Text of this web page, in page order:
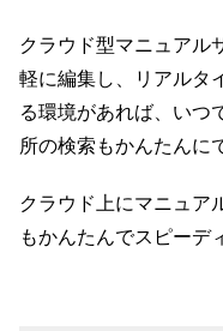
クラウド型マニュアル
軽に編集し、リアルタ
る環境があれば、いつ
所の検索もかんたんに
クラウド上にマニュア
もかんたんでスピーデ